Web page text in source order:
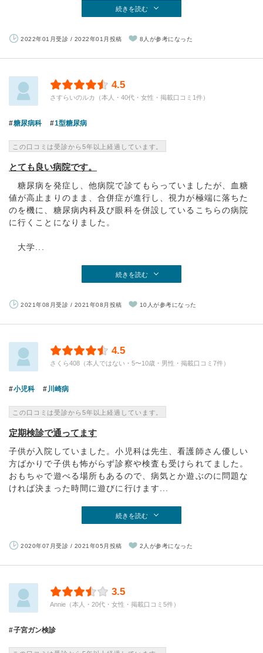
続きを読む
2022年01月受診 / 2022年01月投稿 8人が参考になった
4.5
さすらいのルカ（本人・40代・女性・掲載口コミ1件）
糖尿病科 1型糖尿病
この口コミは受診から5年以上経過しています。
とても良い病院です。
糖尿病を発症し、他病院で診てもらっていましたが、血糖
値が高止まりのまま、合併症が進行し、視力が極端に落ちた
のを機に、糖尿病内科及び眼科を併設しているこちらの病院
に行くことになりました。
大学...
続きを読む
2021年08月受診 / 2021年08月投稿 10人が参考になった
4.5
さくら408（本人ではない・5〜10歳・男性・掲載口コミ7件）
小児科 川崎病
この口コミは受診から5年以上経過しています。
定期検診で通ってます
子供が入院していました。小児科は先生、看護師さん優しい
方ばかりで子供も怖がらず診察や検査も受けられてました。
おもちゃで遊べる場所もあるので、病気とか遊ぶのに問題な
ければ決まった時間に遊びに行けます...
続きを読む
2020年07月受診 / 2021年05月投稿 2人が参考になった
3.5
Annie（本人・20代・女性・掲載口コミ5件）
子宮ガン検診